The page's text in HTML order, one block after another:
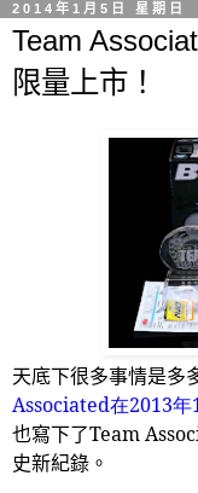
2014年1月5日 星期日
Team
限量上市！
天底下很多事情是多
Associated在2013年
也寫下了Team
史新紀錄。